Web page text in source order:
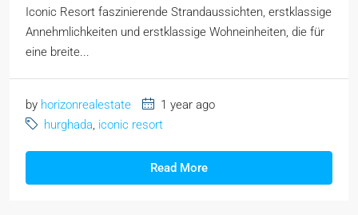
Iconic Resort faszinierende Strandaussichten, erstklassige
Annehmlichkeiten und erstklassige Wohneinheiten, die für
eine breite...
by horizonrealestate
1 year ago
hurghada, iconic resort
Read More